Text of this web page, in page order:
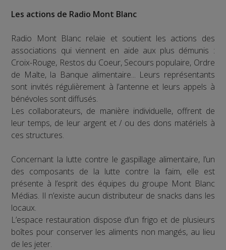
Les actions de Radio Mont Blanc
Radio Mont Blanc relaie et soutient les actions des
associations qui viennent en aide aux plus démunis :
Croix-Rouge, Restos du Coeur, Secours populaire, Ordre
de Malte, la Banque alimentaire... Leurs représentants
sont invités régulièrement à l’antenne et leurs appels à
bénévoles sont diffusés.
Les collaborateurs, de manière individuelle, offrent de
leur temps, de leur argent et / ou des dons matériels à
ces structures.
Concernant la lutte contre le gaspillage alimentaire, l’un
des composants de la lutte contre la faim, elle est
présente à l’esprit des équipes du groupe Mont Blanc
Médias. Il n’existe aucun distributeur de snacks dans les
locaux.
L’espace restauration dispose d’un frigo et de plusieurs
boîtes pour conserver les aliments non mangés, au lieu
de les jeter.